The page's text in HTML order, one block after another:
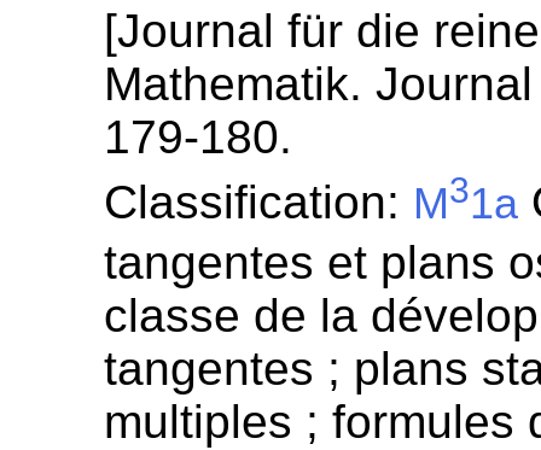
[Journal für die
Mathematik.
179-180.
Classification: M31a
tangentes et plans
classe de la
tangentes ; plans
multiples ; formules